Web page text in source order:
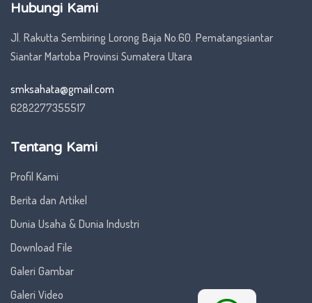
Hubungi Kami
Jl. Rakutta Sembiring Lorong Baja No.60. Pematangsiantar
Siantar Martoba Provinsi Sumatera Utara
smksahata@gmail.com
6282277355517
Tentang Kami
Profil Kami
Berita dan Artikel
Dunia Usaha & Dunia Industri
Download File
Galeri Gambar
Galeri Video